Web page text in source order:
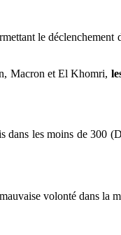
le déclenchement
Macron et El Khomri,
les moins de 300
volonté dans la